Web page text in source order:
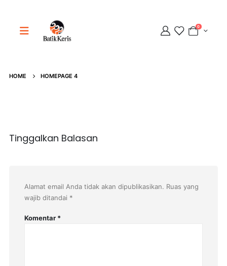
0
HOME HOMEPAGE 4
Tinggalkan Balasan
Alamat email Anda tidak akan dipublikasikan. Ruas yang
wajib ditandai *
Komentar *